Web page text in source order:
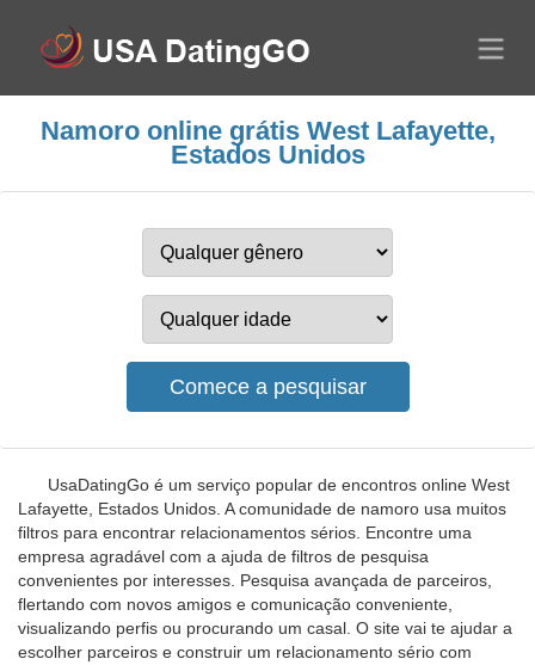
Namoro online grátis West Lafayette,
Estados Unidos
UsaDatingGo é um serviço popular de encontros online West
Lafayette, Estados Unidos. A comunidade de namoro usa muitos
filtros para encontrar relacionamentos sérios. Encontre uma
empresa agradável com a ajuda de filtros de pesquisa
convenientes por interesses. Pesquisa avançada de parceiros,
flertando com novos amigos e comunicação conveniente,
visualizando perfis ou procurando um casal. O site vai te ajudar a
escolher parceiros e construir um relacionamento sério com